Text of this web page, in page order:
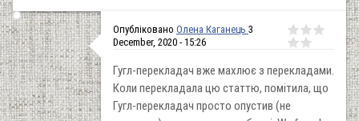
Опубліковано Олена Каганець 3
December, 2020 - 15:26
Гугл-перекладач вже махлює з перекладами.
Коли перекладала цю статтю, помітила, що
Гугл-перекладач просто опустив (не